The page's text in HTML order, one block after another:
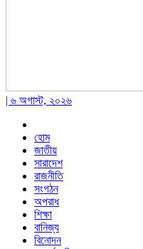
| ৬ অগাস্ট, ২০২৬
হোম
জাতীয়
সারাদেশ
রাজনীতি
সংগঠন
অপরাধ
শিক্ষা
বানিজ্য
বিনোদন